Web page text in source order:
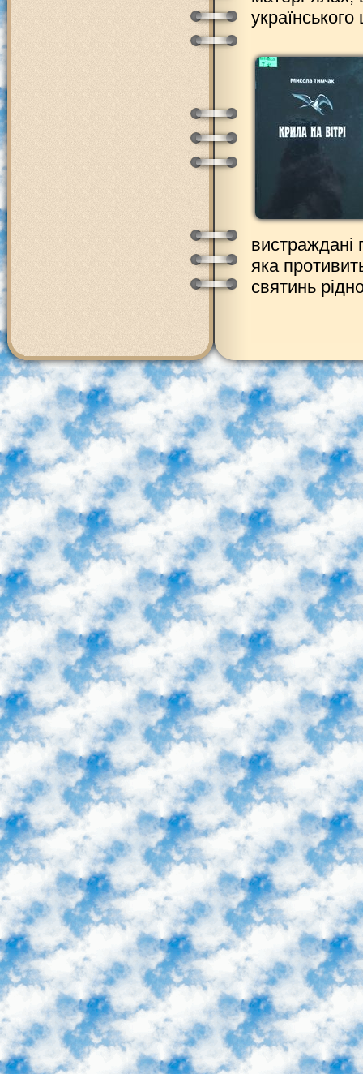
вистраждані
яка
святинь